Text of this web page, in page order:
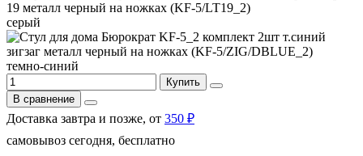
серый
темно-синий
Купить
В сравнение
Доставка завтра и позже, от 350 ₽
самовывоз сегодня, бесплатно